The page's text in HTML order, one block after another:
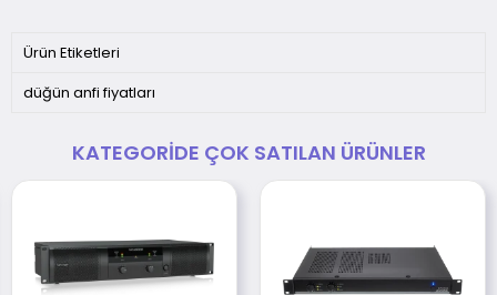
Ürün Etiketleri
düğün anfi fiyatları
KATEGORIDE ÇOK SATILAN ÜRÜNLER